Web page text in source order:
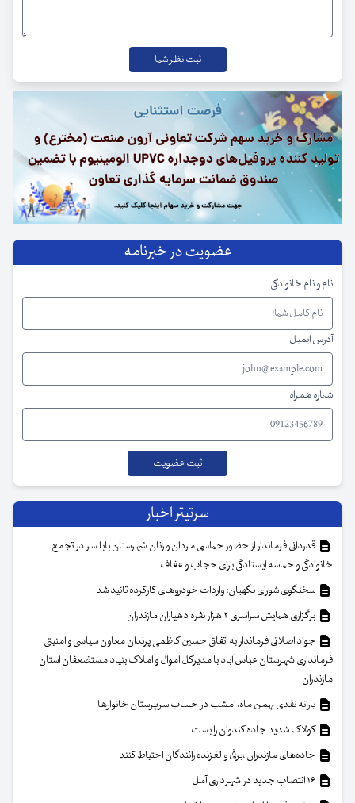
عضویت در خبرنامه
نام و نام خانوادگی
آدرس ایمیل
شماره همراه
سرتیتر اخبار
قدردانی فرماندار از حضور حماسی مردان و زنان شهرستان بابلسر در تجمع
خانوادگی و حماسه ایستادگی برای حجاب و عفاف
سخنگوی شورای نگهبان: واردات خودروهای کارکرده تائید شد
برگزاری همایش سراسری ۲ هزار نفره دهیاران مازندران
جواد اصلانی فرماندار به اتفاق حسین کاظمی پرندان معاون سیاسی و امنیتی
فرمانداری شهرستان عباس آباد با مدیرکل اموال و املاک بنیاد مستضعفان استان
مازندران
یارانه نقدی بهمن ماه، امشب در حساب سرپرستان خانوار‌ها
کولاک شدید جاده کندوان را بست
جاده‌های مازندران ،برفی و لغزنده رانندگان احتیاط کنند